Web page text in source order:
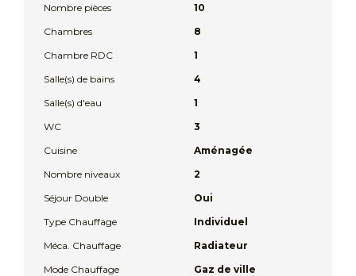
Nombre pièces
10
Chambres
8
Chambre RDC
1
Salle(s) de bains
4
Salle(s) d'eau
1
WC
3
Cuisine
Aménagée
Nombre niveaux
2
Séjour Double
Oui
Type Chauffage
Individuel
Méca. Chauffage
Radiateur
Mode Chauffage
Gaz de ville